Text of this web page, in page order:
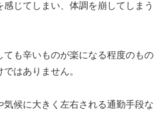
じてしまい、体調を崩してしまう
ても辛いものが楽になる程度のもの
はありません。
気候に大きく左右される通勤手段な